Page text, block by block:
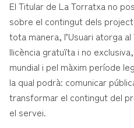
El Titular de La Torratxa no
sobre el contingut dels
tota manera, l’Usuari atorga
llicència gratuïta i no
mundial i pel màxim període
la qual podrà: comunicar
transformar el contingut del
el servei.